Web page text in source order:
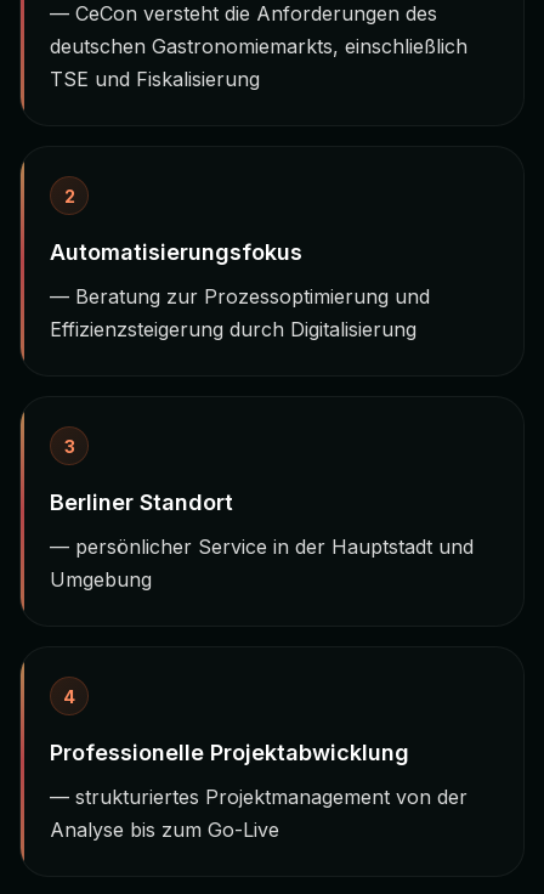
— CeCon versteht die Anforderungen des
deutschen Gastronomiemarkts, einschließlich
TSE und Fiskalisierung
2
Automatisierungsfokus
— Beratung zur Prozessoptimierung und
Effizienzsteigerung durch Digitalisierung
3
Berliner Standort
— persönlicher Service in der Hauptstadt und
Umgebung
4
Professionelle Projektabwicklung
— strukturiertes Projektmanagement von der
Analyse bis zum Go-Live